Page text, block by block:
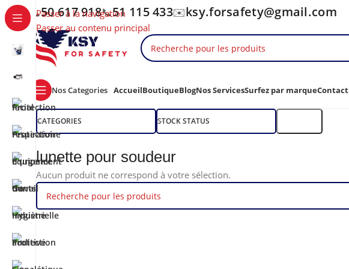
Passer à la navigation
Passer au contenu principal
📞50 617 918📞51 115 433✉️ksy.forsafety@gmail.com
Nos Categories AccueilBoutiqueBlogNos ServicesSurfez par marqueContact
CATEGORIES STOCK STATUS
lunette pour soudeur
Aucun produit ne correspond à votre sélection.